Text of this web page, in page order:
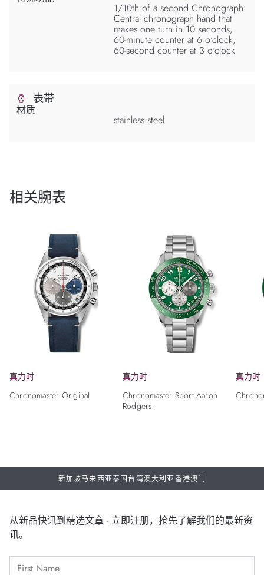
1/10th of a second Chronograph:
Central chronograph hand that
makes one turn in 10 seconds,
60-minute counter at 6 o'clock,
60-second counter at 3 o'clock
表带
材质
stainless steel
相关腕表
真力时
Chronomaster Original
真力时
Chronomaster Sport Aaron
Rodgers
真力时
新加坡马来西亚泰国台湾澳大利亚香港澳门
从新品快讯到精选文章 - 立即注册，抢先了解我们的最新资
讯。